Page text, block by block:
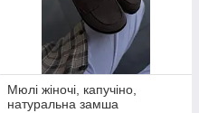
Мюлі жіночі, капучіно,
натуральна замша